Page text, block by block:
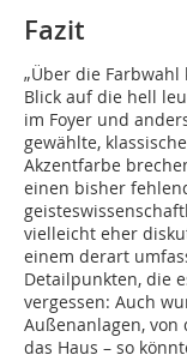
Fazit
„Über die Farbwahl
Blick auf die hell
im Foyer und
gewählte,
Akzentfarbe
einen bisher
vielleicht eher
einem derart
Detailpunkten, die
vergessen: Auch
Außenanlagen, von
das Haus – so